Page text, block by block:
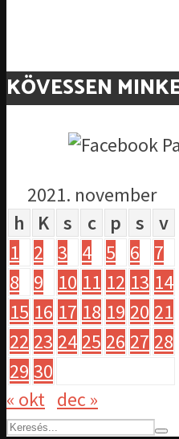
KÖVESSEN
2021. november
h
K s c p s
v
1
2 3 4 5 6
7
8
9 10 11 12 13 14
15 16 17 18 19 20 21
22 23 24 25 26 27 28
29 30
« okt dec »